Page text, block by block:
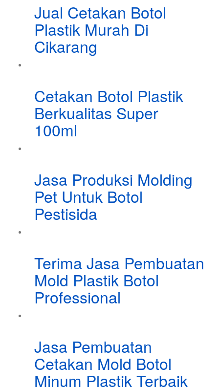
Jual Cetakan Botol
Plastik Murah Di
Cikarang
Cetakan Botol Plastik
Berkualitas Super
100ml
Jasa Produksi Molding
Pet Untuk Botol
Pestisida
Terima Jasa Pembuatan
Mold Plastik Botol
Professional
Jasa Pembuatan
Cetakan Mold Botol
Minum Plastik Terbaik